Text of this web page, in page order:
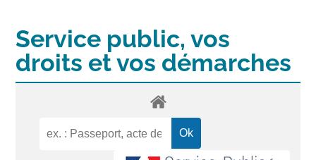
Service public, vos
droits et vos démarches